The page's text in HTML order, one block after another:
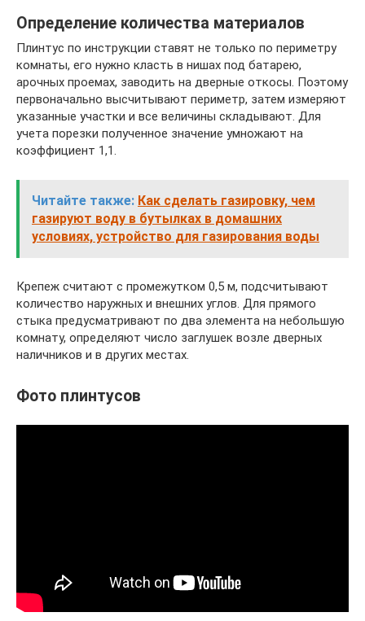
Определение количества материалов
Плинтус по инструкции ставят не только по периметру
комнаты, его нужно класть в нишах под батарею,
арочных проемах, заводить на дверные откосы. Поэтому
первоначально высчитывают периметр, затем измеряют
указанные участки и все величины складывают. Для
учета порезки полученное значение умножают на
коэффициент 1,1.
Читайте также: Как сделать газировку, чем
газируют воду в бутылках в домашних
условиях, устройство для газирования воды
Крепеж считают с промежутком 0,5 м, подсчитывают
количество наружных и внешних углов. Для прямого
стыка предусматривают по два элемента на небольшую
комнату, определяют число заглушек возле дверных
наличников и в других местах.
Фото плинтусов